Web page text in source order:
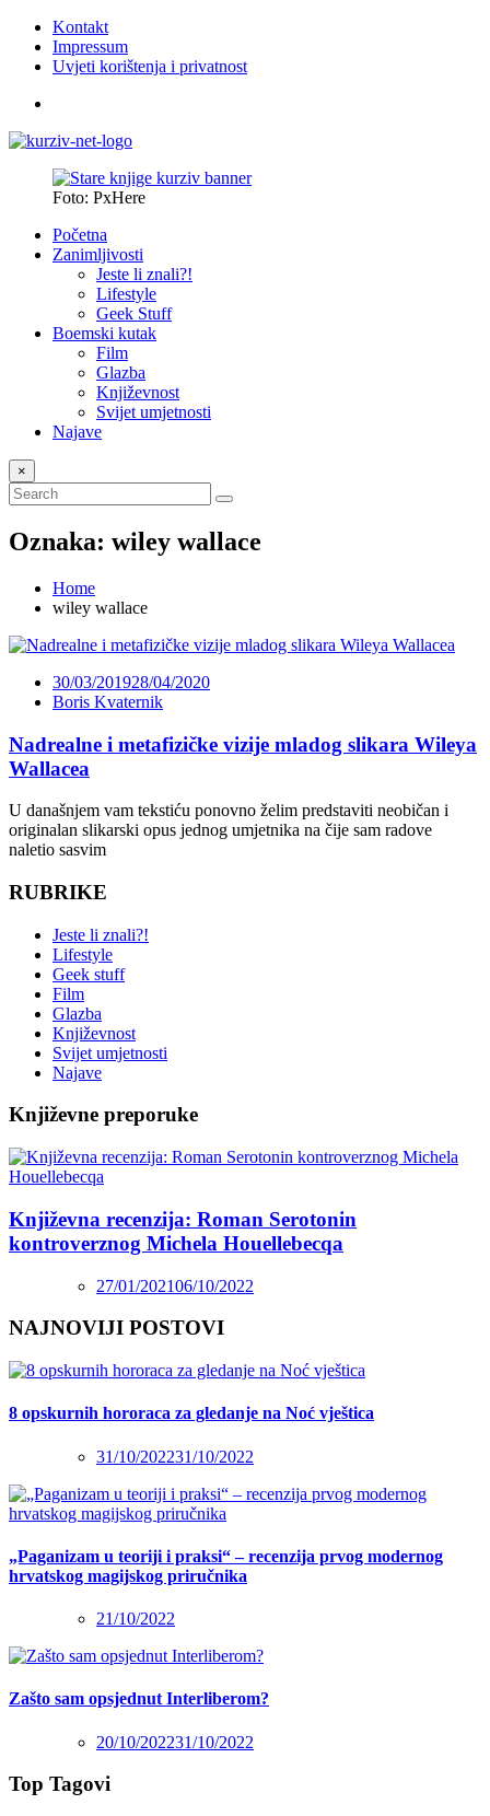
Kontakt
Impressum
Uvjeti korištenja i privatnost
Foto: PxHere
Početna
Zanimljivosti
Jeste li znali?!
Lifestyle
Geek Stuff
Boemski kutak
Film
Glazba
Književnost
Svijet umjetnosti
Najave
×
Oznaka: wiley wallace
Home
wiley wallace
30/03/201928/04/2020
Boris Kvaternik
Nadrealne i metafizičke vizije mladog slikara Wileya
Wallacea
U današnjem vam tekstiću ponovno želim predstaviti neobičan i
originalan slikarski opus jednog umjetnika na čije sam radove
naletio sasvim
RUBRIKE
Jeste li znali?!
Lifestyle
Geek stuff
Film
Glazba
Književnost
Svijet umjetnosti
Najave
Književne preporuke
Književna recenzija: Roman Serotonin
kontroverznog Michela Houellebecqa
27/01/202106/10/2022
NAJNOVIJI POSTOVI
8 opskurnih hororaca za gledanje na Noć vještica
31/10/202231/10/2022
„Paganizam u teoriji i praksi“ – recenzija prvog modernog
hrvatskog magijskog priručnika
21/10/2022
Zašto sam opsjednut Interliberom?
20/10/202231/10/2022
Top Tagovi